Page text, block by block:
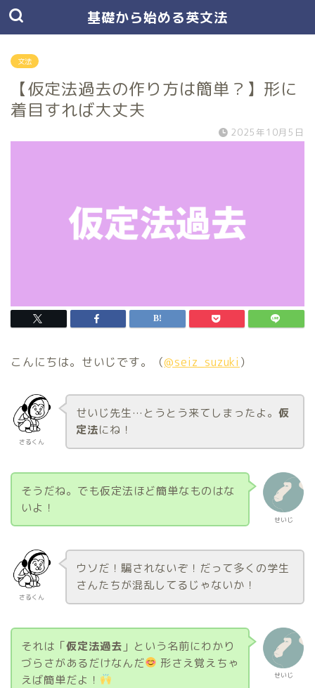
基礎から始める英文法
文法
【仮定法過去の作り方は簡単？】形に
着目すれば大丈夫
2025年10月5日
こんにちは。せいじです。（@seiz_suzuki ）
さるくん
せいじ先生…とうとう来てしまったよ。 仮
定法にね！
せいじ
そうだね。でも仮定法ほど簡単なものはな
いよ！
さるくん
ウソだ！騙されないぞ！だって多くの学生
さんたちが混乱してるじゃないか！
せいじ
それは「仮定法過去 」という名前にわかり
づらさがあるだけなんだ
形さえ覚えちゃ
えば簡単だよ！